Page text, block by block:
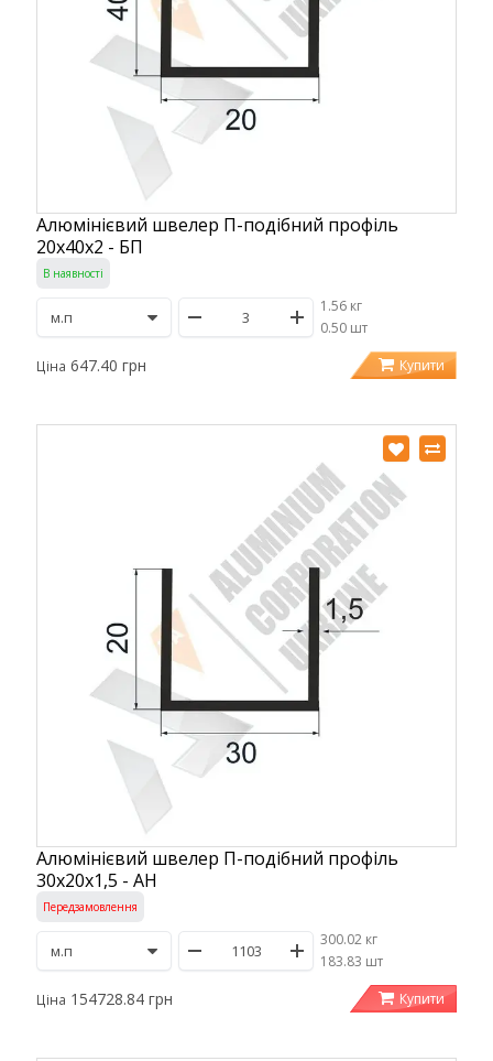
Алюмінієвий швелер П-подібний профіль
20х40х2 - БП
В наявності
1.56 кг
/0.50 шт
Ціна 647.40 грн Купити
Алюмінієвий швелер П-подібний профіль
30х20х1,5 - АН
Передзамовлення
300.02 кг
/183.83 шт
Ціна 154728.84 грн Купити